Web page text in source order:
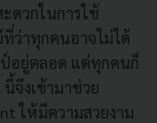
ดวกในการใช้
ว่าทุกคนอาจไม่ได้
อยู่ตลอด แต่ทุกคนก็
จึงเข้ามาช่วย
ให้มีความสวยงาม